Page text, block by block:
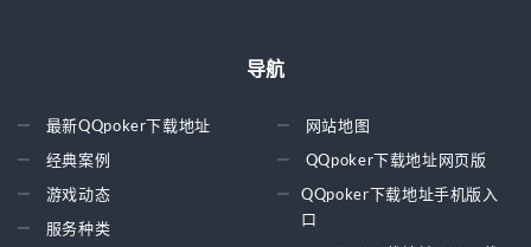
导航
最新QQpoker下载地址
经典案例
游戏动态
服务种类
网站地图
QQpoker下载地址网页版
QQpoker下载地址手机版入
口